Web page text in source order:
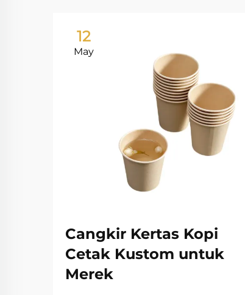
12
May
Cangkir Kertas Kopi
Cetak Kustom untuk
Merek